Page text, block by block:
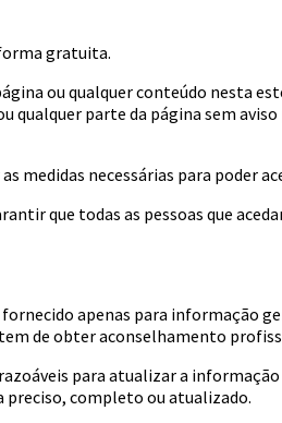
gratuita.
ou qualquer conteúdo nesta
qualquer parte da página sem
medidas necessárias para poder
que todas as pessoas que
apenas para informação
de obter aconselhamento
para atualizar a
preciso, completo ou atualizado.